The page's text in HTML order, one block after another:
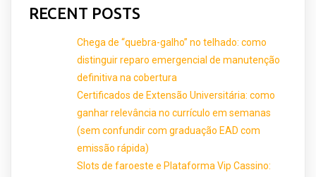
RECENT POSTS
Chega de “quebra-galho” no telhado: como
distinguir reparo emergencial de manutenção
definitiva na cobertura
Certificados de Extensão Universitária: como
ganhar relevância no currículo em semanas
(sem confundir com graduação EAD com
emissão rápida)
Slots de faroeste e Plataforma Vip Cassino: